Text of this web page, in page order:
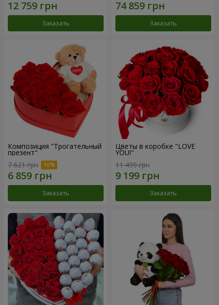
Заказать Заказать
Композиция "Трогательный
презент"
7 621 грн
Заказать
Цветы в коробке "LOVE
YOU!"
11 499 грн
Заказать